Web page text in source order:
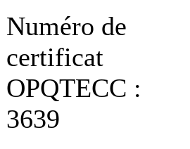
Numéro de
certificat
OPQTECC :
3639